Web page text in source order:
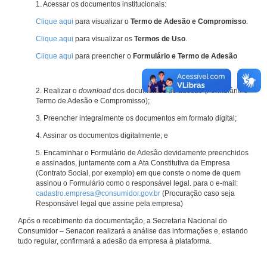
1. Acessar os documentos institucionais:
Clique aqui para visualizar o Termo de Adesão e Compromisso.
Clique aqui para visualizar os Termos de Uso.
Clique aqui para preencher o Formulário e Termo de Adesão
2. Realizar o download dos documentos de adesão (Formulário e
Termo de Adesão e Compromisso);
3. Preencher integralmente os documentos em formato digital;
4. Assinar os documentos digitalmente; e
5. Encaminhar o Formulário de Adesão devidamente preenchidos
e assinados, juntamente com a Ata Constitutiva da Empresa
(Contrato Social, por exemplo) em que conste o nome de quem
assinou o Formulário como o responsável legal. para o e-mail:
cadastro.empresa@consumidor.gov.br (Procuração caso seja
Responsável legal que assine pela empresa)
Após o recebimento da documentação, a Secretaria Nacional do
Consumidor – Senacon realizará a análise das informações e, estando
tudo regular, confirmará a adesão da empresa à plataforma.